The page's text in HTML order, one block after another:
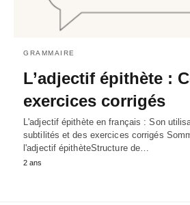
GRAMMAIRE
L’adjectif épithète :
exercices corrigés
L'adjectif épithète en français : Son
subtilités et des exercices corrigés
l'adjectif épithèteStructure de…
2 ans